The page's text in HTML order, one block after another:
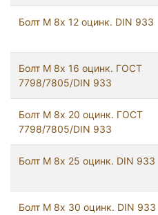
Болт М 8х 12 оцинк. DIN 933
Болт М 8х 16 оцинк. ГОСТ
7798/7805/DIN 933
Болт М 8х 20 оцинк. ГОСТ
7798/7805/DIN 933
Болт М 8х 25 оцинк. DIN 933
Болт М 8х 30 оцинк. DIN 933